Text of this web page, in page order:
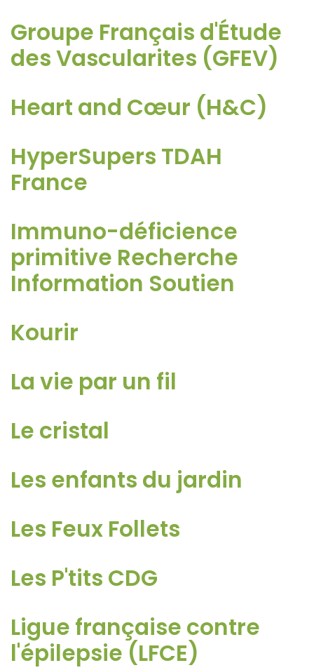
Groupe Français d'Étude
des Vascularites (GFEV)
Heart and Cœur (H&C)
HyperSupers TDAH
France
Immuno-déficience
primitive Recherche
Information Soutien
Kourir
La vie par un fil
Le cristal
Les enfants du jardin
Les Feux Follets
Les P'tits CDG
Ligue française contre
l'épilepsie (LFCE)